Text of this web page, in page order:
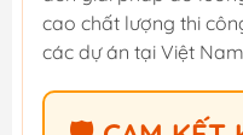
cao chất lượng thi
các dự án tại Việt